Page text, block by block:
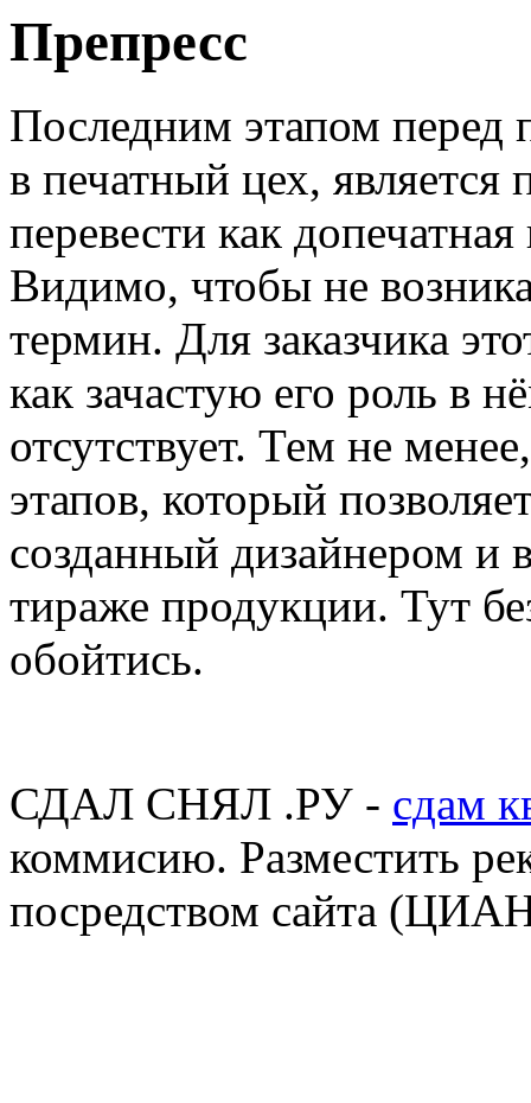
Препресс
Последним этапом перед
в печатный цех,
перевести как
Видимо, чтобы не
термин. Для заказчика
как зачастую его роль в
отсутствует. Тем не
этапов, который
созданный дизайнером и
тираже продукции. Тут
обойтись.
СДАЛ СНЯЛ .РУ - сдам
коммисию. Разместить
посредством сайта